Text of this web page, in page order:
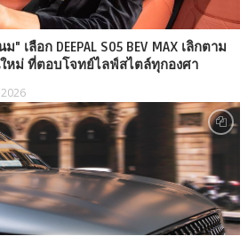
เลือก DEEPAL S05 BEV MAX เลิกตาม
หม่ ที่ตอบโจทย์ไลฟ์สไตล์ทุกองศา